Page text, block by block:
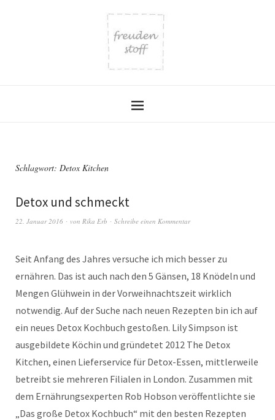
Schlagwort: Detox Kitchen
Detox und schmeckt
22. Januar 2016 von Rika Erb Schreibe einen Kommentar
Seit Anfang des Jahres versuche ich mich besser zu
ernähren. Das ist auch nach den 5 Gänsen, 18 Knödeln und
Mengen Glühwein in der Vorweihnachtszeit wirklich
notwendig. Auf der Suche nach neuen Rezepten bin ich auf
ein neues Detox Kochbuch gestoßen. Lily Simpson ist
ausgebildete Köchin und gründetet 2012 The Detox
Kitchen, einen Lieferservice für Detox-Essen, mittlerweile
betreibt sie mehreren Filialen in London. Zusammen mit
dem Ernährungsexperten Rob Hobson veröffentlichte sie
„Das große Detox Kochbuch“ mit den besten Rezepten